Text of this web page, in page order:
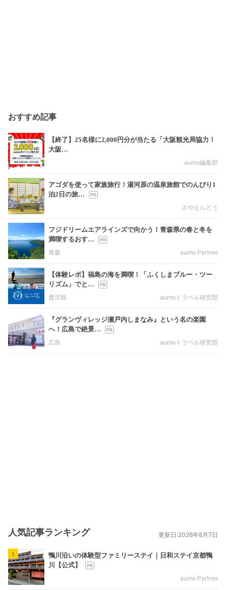
おすすめ記事
【終了】25名様に2,000円分が当たる「大阪観光局協力！
大阪…
aumo編集部
アゴダを使って家族旅行！湯河原の温泉旅館でのんびり1
泊2日の旅…
さやえんどう
フジドリームエアラインズで向かう！青森県の春と冬を
満喫するおす…
青森
aumo Partner
【体験レポ】福島の海を満喫！「ふくしまブルー・ツー
リズム」でと…
鹿児島
aumoトラベル研究部
『グランヴィレッジ瀬戸内しまなみ』という名の楽園
へ！広島で絶景…
広島
aumoトラベル研究部
人気記事ランキング 更新日:2026年8月7日
1
鴨川沿いの体験型ファミリーステイ｜日和ステイ京都鴨
川【公式】
aumo Partner